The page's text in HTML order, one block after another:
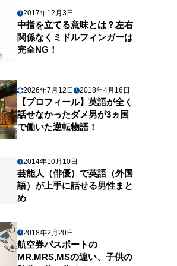
2017年12月3日
中指を立てる意味とは？左右
関係なくミドルフィンガーは
完全NG！
2026年7月12日 2018年4月16日
【プロフィール】英語が全く
話せなかったダメ男が3ヵ国
で働いた逆転物語！
2014年10月10日
芸能人（俳優）で英語（外国
語）が上手に話せる男性まと
め
2018年2月20日
航空券パスポートの
MR,MRS,MSの違い、子供の